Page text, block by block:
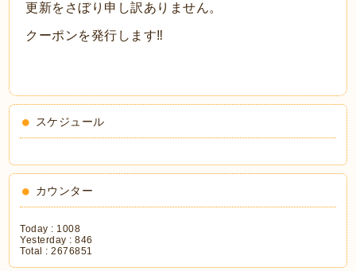
更新をさぼり申し訳ありません。
クーポンを発行します‼️
スケジュール
カウンター
Today : 1008
Yesterday :846
Total :2676851